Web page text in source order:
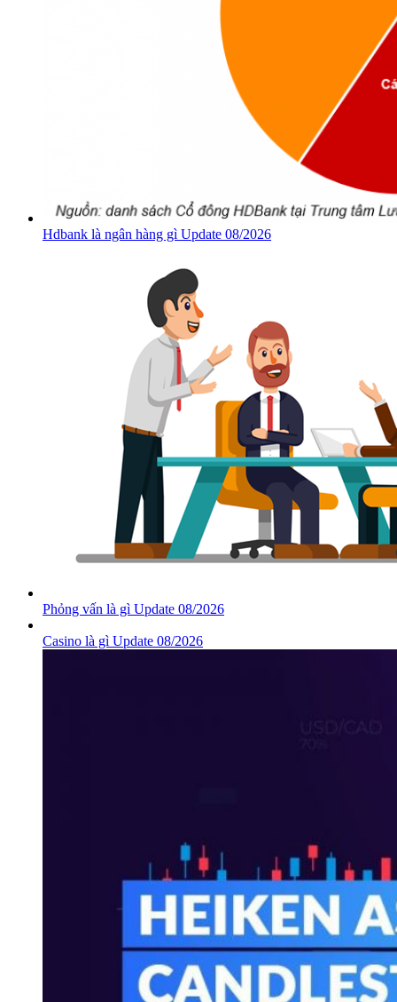
Hdbank là ngân hàng gì Update 08/2026
Phỏng vấn là gì Update 08/2026
Casino là gì Update 08/2026